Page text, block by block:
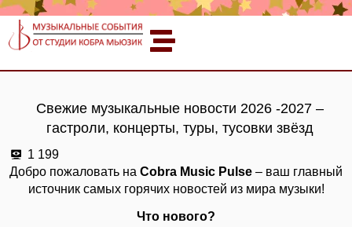
Свежие музыкальные новости 2026 -2027 –
гастроли, концерты, туры, тусовки звёзд
1 199
Добро пожаловать на Cobra Music Pulse – ваш главный
источник самых горячих новостей из мира музыки!
Что нового?